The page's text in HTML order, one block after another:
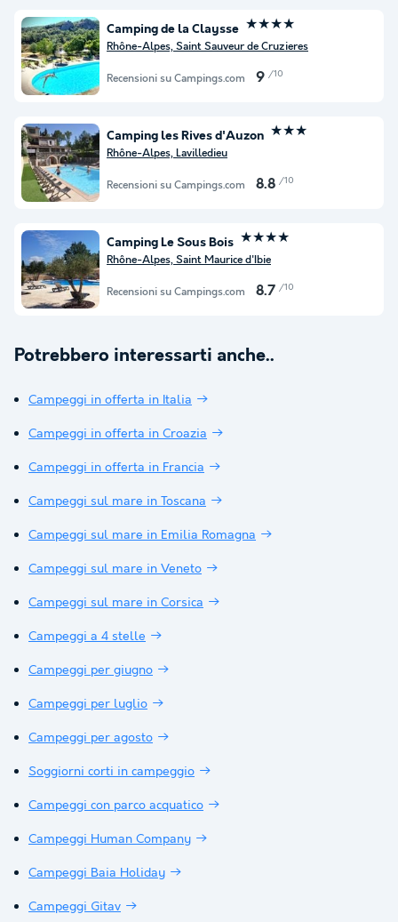
Camping de la Claysse ★★★★
Rhône-Alpes, Saint Sauveur de Cruzieres
Recensioni su Campings.com 9 /10
Camping les Rives d'Auzon ★★★
Rhône-Alpes, Lavilledieu
Recensioni su Campings.com 8.8 /10
Camping Le Sous Bois ★★★★
Rhône-Alpes, Saint Maurice d'Ibie
Recensioni su Campings.com 8.7 /10
Potrebbero interessarti anche..
Campeggi in offerta in Italia
Campeggi in offerta in Croazia
Campeggi in offerta in Francia
Campeggi sul mare in Toscana
Campeggi sul mare in Emilia Romagna
Campeggi sul mare in Veneto
Campeggi sul mare in Corsica
Campeggi a 4 stelle
Campeggi per giugno
Campeggi per luglio
Campeggi per agosto
Soggiorni corti in campeggio
Campeggi con parco acquatico
Campeggi Human Company
Campeggi Baia Holiday
Campeggi Gitav